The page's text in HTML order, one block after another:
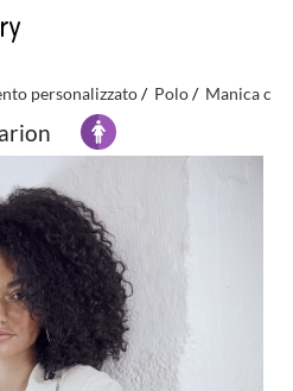
personalizzato Polo Manica